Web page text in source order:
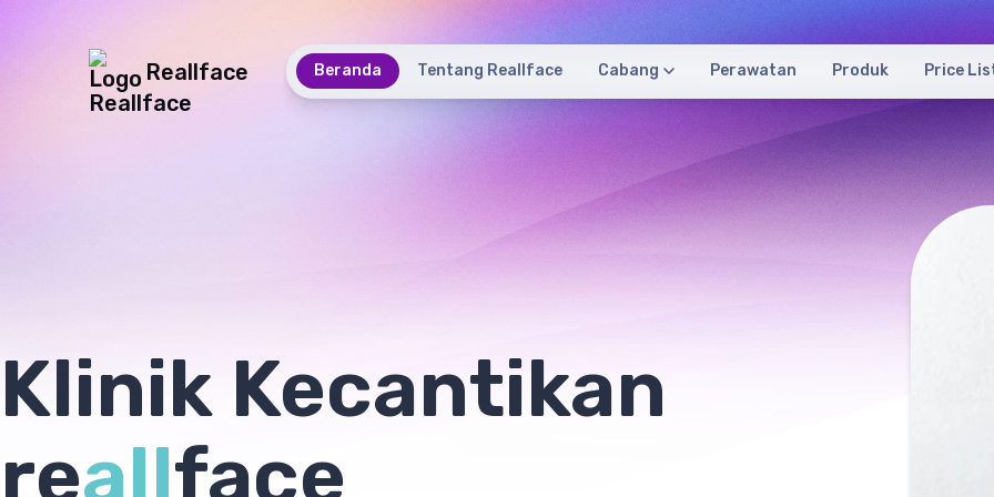
Reallface Beranda Tentang Reallface Cabang Perawatan Produk Price
Klinik Kecantikan
reallface